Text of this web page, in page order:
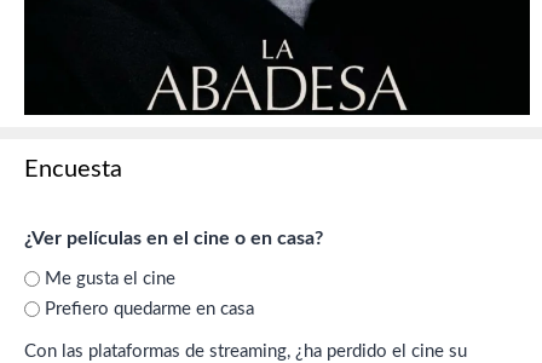
Encuesta
¿Ver películas en el cine o en casa?
Me gusta el cine
Prefiero quedarme en casa
Con las plataformas de streaming, ¿ha perdido el cine su